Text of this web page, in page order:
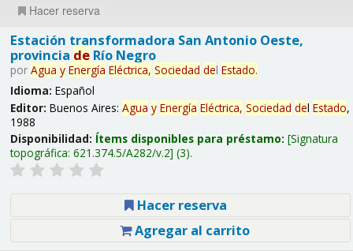
Hacer reserva
Estación transformadora San Antonio Oeste,
provincia deRío Negro
por Agua y Energía Eléctrica, Sociedad del Estado.
Idioma: Español
Editor: Buenos Aires: Agua y Energía Eléctrica, Sociedad del Estado,
1988
Disponibilidad: Ítems disponibles para préstamo: Signatura
topográfica: 621.374.5/A282/v.2 (3).
Hacer reserva
Agregar al carrito